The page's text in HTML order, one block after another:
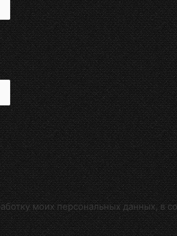
моих персональных данных,